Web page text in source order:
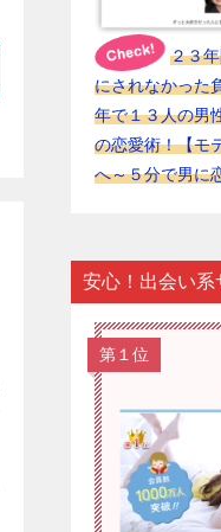
２３
にされなかった
年で１３人の男
の恋愛術！【モ
へ～５分で男に
安心！出会い系
第１位